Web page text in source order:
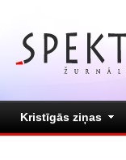
Kristīgās ziņas